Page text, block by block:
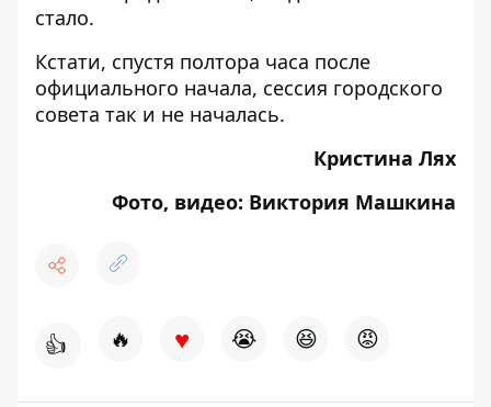
стало.
Кстати, спустя полтора часа после
официального начала, сессия городского
совета так и не началась.
Кристина Лях
Фото, видео: Виктория Машкина
👍 🔥 ♥ 😭 😆 😡